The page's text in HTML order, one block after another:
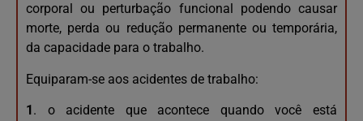
corporal ou perturbação funcional podendo causar
morte, perda ou redução permanente ou temporária,
da capacidade para o trabalho.
Equiparam-se aos acidentes de trabalho:
1. o acidente que acontece quando você está